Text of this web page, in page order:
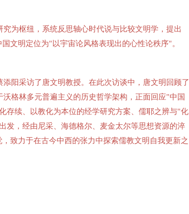
为枢纽，系统反思轴心时代说与比较文明学，提出
文明定位为"以宇宙论风格表现出的心性论秩序"。
阳采访了唐文明教授。在此次访谈中，唐文明回顾了
格林多元普遍主义的历史哲学架构，正面回应"中国
存续、以教化为本位的经学研究方案、儒耶之辨与"化
发，经由尼采、海德格尔、麦金太尔等思想资源的淬
致力于在古今中西的张力中探索儒教文明自我更新之